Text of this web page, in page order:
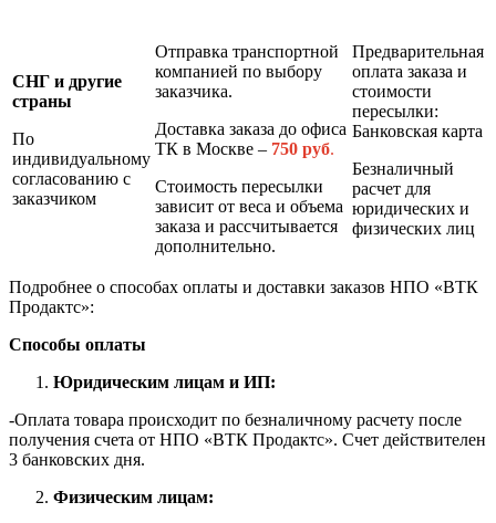
СНГ и другие
страны
По
индивидуальному
согласованию с
заказчиком
Отправка транспортной
компанией по выбору
заказчика.
Доставка заказа до офиса
ТК в Москве – 750 руб.
Стоимость пересылки
зависит от веса и объема
заказа и рассчитывается
дополнительно.
Предварительная
оплата заказа и
стоимости
пересылки:
Банковская карта
Безналичный
расчет для
юридических и
физических лиц
Подробнее о способах оплаты и доставки заказов НПО «ВТК
Продактс»:
Способы оплаты
Юридическим лицам и ИП:
-Оплата товара происходит по безналичному расчету после
получения счета от НПО «ВТК Продактс». Счет действителен
3 банковских дня.
Физическим лицам: